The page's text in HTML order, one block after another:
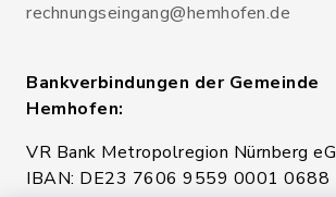
rechnungseingang@hemhofen.de
Bankverbindungen der Gemeinde
Hemhofen:
VR Bank Metropolregion Nürnberg eG
IBAN: DE23 7606 9559 0001 0688